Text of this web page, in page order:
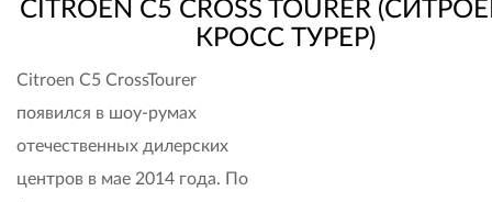
CITROEN C5 CROSS TOURER
КРОСС ТУРЕР)
Citroen C5 CrossTourer
появился в шоу-румах
отечественных дилерских
центров в мае 2014 года. По